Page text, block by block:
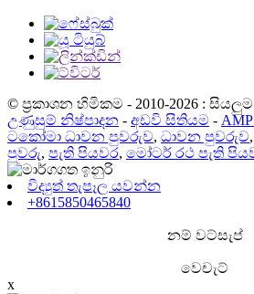
© ප්‍රකාශන හිමිකම - 2010-2026 :
උණුසුම් නිෂ්පාදන - අඩවි සිතියම -
ටකෝමා ධාවන පුවරුව, ධාවන පුවරුව,
පුවරු, පැති පියවර, මෝටර් රථ පැති
විද්‍යුත් තැපෑල යවන්න
+8615850465840
නම් වට්සැප්
වෙචැට්
x